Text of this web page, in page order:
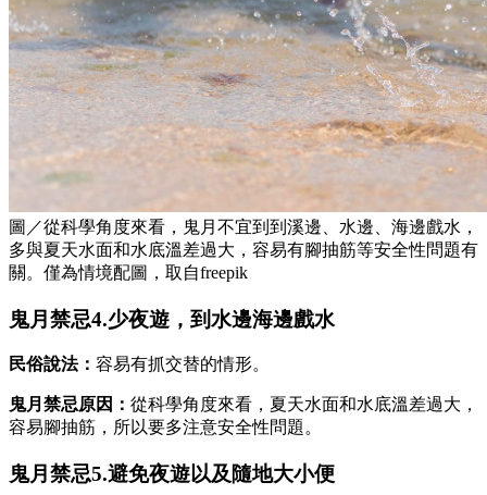
圖／從科學角度來看，鬼月不宜到到溪邊、水邊、海邊戲水，
多與夏天水面和水底溫差過大，容易有腳抽筋等安全性問題有
關。僅為情境配圖，取自freepik
鬼月禁忌4.少夜遊，到水邊海邊戲水
民俗說法： 容易有抓交替的情形。
鬼月禁忌原因： 從科學角度來看，夏天水面和水底溫差過大，
容易腳抽筋，所以要多注意安全性問題。
鬼月禁忌5.避免夜遊以及隨地大小便